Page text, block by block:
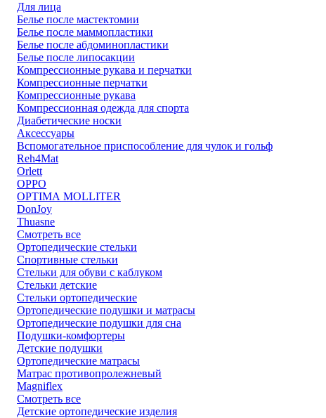
Для лица
Белье после мастектомии
Белье после маммопластики
Белье после абдоминопластики
Белье после липосакции
Компрессионные рукава и перчатки
Компрессионные перчатки
Компрессионные рукава
Компрессионная одежда для спорта
Диабетические носки
Аксессуары
Вспомогательное приспособление для чулок и гольф
Reh4Mat
Orlett
OPPO
OPTIMA MOLLITER
DonJoy
Thuasne
Смотреть все
Ортопедические стельки
Спортивные стельки
Стельки для обуви с каблуком
Стельки детские
Стельки ортопедические
Ортопедические подушки и матрасы
Ортопедические подушки для сна
Подушки-комфортеры
Детские подушки
Ортопедические матрасы
Матрас противопролежневый
Magniflex
Смотреть все
Детские ортопедические изделия